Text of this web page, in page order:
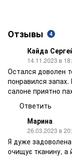
Отзывы 4
Кайда
14.11.2023 в
Остался доволен
понравился
салоне приятно
Ответить
Марина
26.03.2023 в
Я дуже
очищує тканину, а